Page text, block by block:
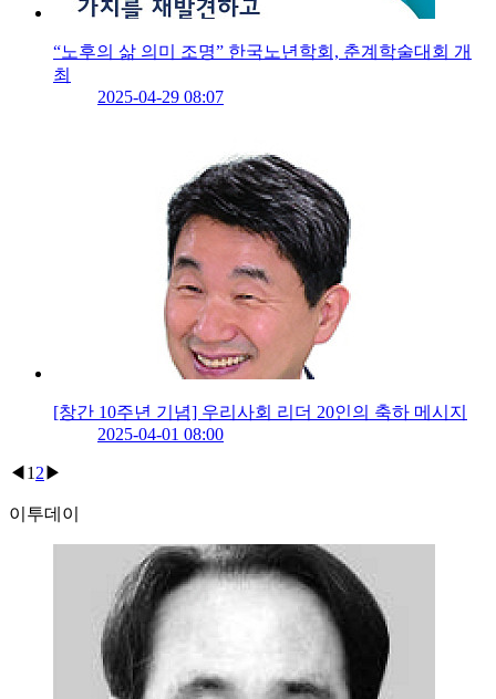
“노후의 삶 의미 조명” 한국노년학회, 춘계학술대회 개
최
2025-04-29 08:07
[창간 10주년 기념] 우리사회 리더 20인의 축하 메시지
2025-04-01 08:00
◀ 1 2 ▶
이투데이